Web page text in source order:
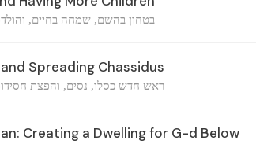
בטחון בהשם, שמחה בחיים,
Spreading Chassidus
ראש חדש כסלו, נסים, והפצת
Creating a Dwelling for G-d Below